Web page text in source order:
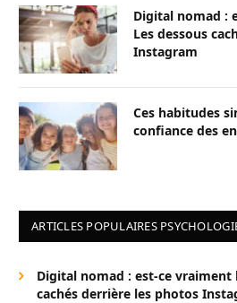
Digital nomad :
Les dessous
Instagram
Ces habitudes
confiance des
ARTICLES POPULAIRES
Digital nomad : est-ce vraiment
cachés derrière les photos